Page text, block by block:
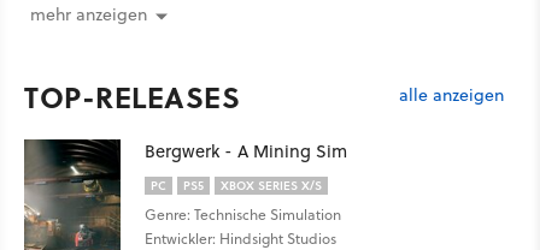
mehr anzeigen
TOP-RELEASES alle anzeigen
Bergwerk - A Mining Sim
PC PS5 XBOX SERIES X/S
Genre: Technische Simulation
Entwickler: Hindsight Studios